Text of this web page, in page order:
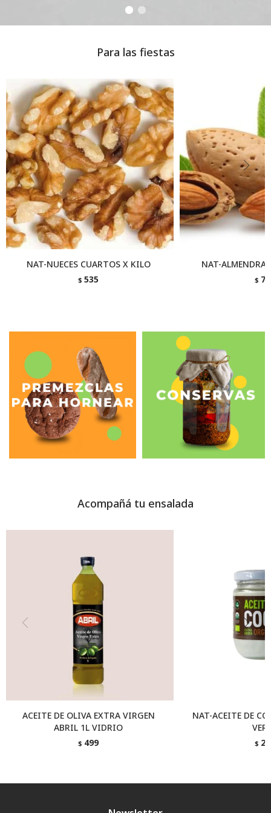
Para las fiestas
NAT-NUECES CUARTOS X KILO
$ 535
NAT-ALMENDRA
$
Acompañá tu ensalada
ACEITE DE OLIVA EXTRA VIRGEN
ABRIL 1L VIDRIO
$ 499
NAT-ACEITE DE
$